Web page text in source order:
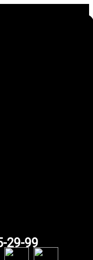
29-99